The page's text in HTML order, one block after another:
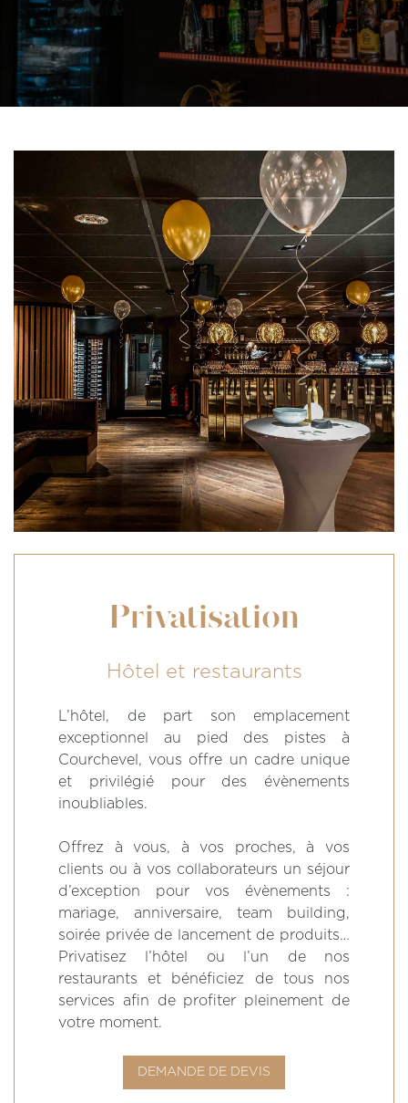
Privatisation
Hôtel et restaurants
L’hôtel, de part son emplacement
exceptionnel au pied des pistes à
Courchevel, vous offre un cadre unique
et privilégié pour des évènements
inoubliables.
Offrez à vous, à vos proches, à vos
clients ou à vos collaborateurs un séjour
d’exception pour vos évènements :
mariage, anniversaire, team building,
soirée privée de lancement de produits…
Privatisez l’hôtel ou l’un de nos
restaurants et bénéficiez de tous nos
services afin de profiter pleinement de
votre moment.
DEMANDE DE DEVIS